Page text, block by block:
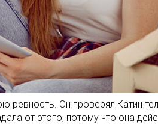
Он проверял Катин
от этого, потому что она